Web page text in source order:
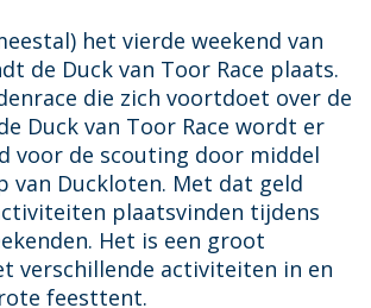
a
n
T
o
o
r
R
a
c
e
het vierde weekend van
de Duck van Toor Race plaats.
die zich voortdoet over de
Duck van Toor Race wordt er
voor de scouting door middel
van Duckloten. Met dat geld
plaatsvinden tijdens
Het is een groot
verschillende activiteiten in en
feesttent.